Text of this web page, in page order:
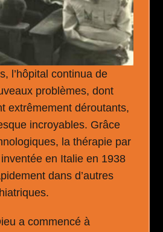
l’hôpital continua de
problèmes, dont
extrêmement déroutants,
incroyables. Grâce
la thérapie par
en Italie en 1938
dans d’autres
a commencé à